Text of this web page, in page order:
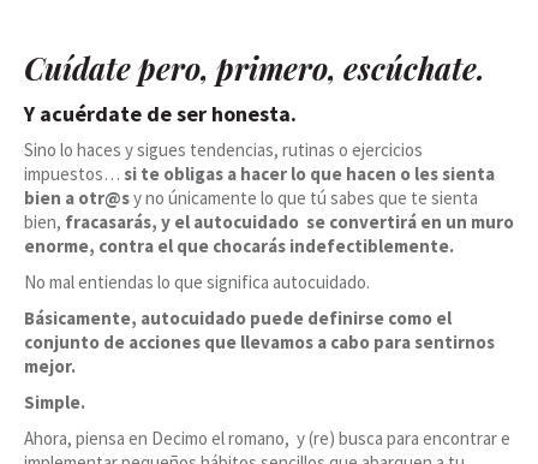
Cuídate pero, primero, escúchate.
Y acuérdate de ser honesta.
Sino lo haces y sigues tendencias, rutinas o ejercicios
impuestos… si te obligas a hacer lo que hacen o les sienta
bien a otr@sy no únicamente lo que tú sabes que te sienta
bien, fracasarás, y el autocuidado se convertirá en un muro
enorme, contra el que chocarás indefectiblemente.
No mal entiendas lo que significa autocuidado.
Básicamente, autocuidado puede definirse como el
conjunto de acciones que llevamos a cabo para sentirnos
mejor.
Simple.
Ahora, piensa en Decimo el romano, y (re) busca para encontrar e